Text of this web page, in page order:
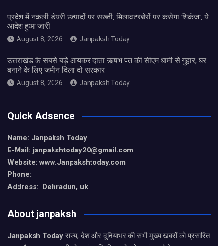
प्रदेश में नकली डेयरी उत्पादों पर सख्ती, मिलावटखोरों पर कसेगा शिकंजा, ये
आदेश हुआ जारी
August 8, 2026 Janpaksh Today
उत्तराखंड के सबसे बड़े आयकर दाता ऋषभ पंत की सीएम धामी से गुहार, घर
बनाने के लिए जमीन दिला दो सरकार
August 8, 2026 Janpaksh Today
Quick Adsence
Name: Janpaksh Today
E-Mail: janpakshtoday20@gmail.com
Website: www.Janpakshtoday.com
Phone:
Address: Dehradun, uk
About janpaksh
Janpaksh Todayराज्य, देश और दुनियाभर की सभी मुख्य खबरों को प्रसारित